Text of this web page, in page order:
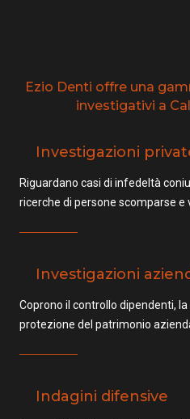
Ezio Denti offre una
investigativi a
Investigazioni
Riguardano casi di infedeltà
ricerche di persone scomparse e
Investigazioni
Coprono il controllo dipendenti,
protezione del patrimonio
Indagini difensive